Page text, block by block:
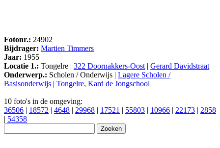
Fotonr.: 24902
Bijdrager: Martien Timmers
Jaar: 1955
Locatie 1.: Tongelre | 322 Doornakkers-Oost | Gerard Davidstraat
Onderwerp.: Scholen / Onderwijs | Lagere Scholen /
Basisonderwijs | Tongelre, Kard de Jongschool
10 foto's in de omgeving:
36506 | 18572 | 4648 | 29968 | 17521 | 55803 | 10966 | 22173 | 2858
| 54358